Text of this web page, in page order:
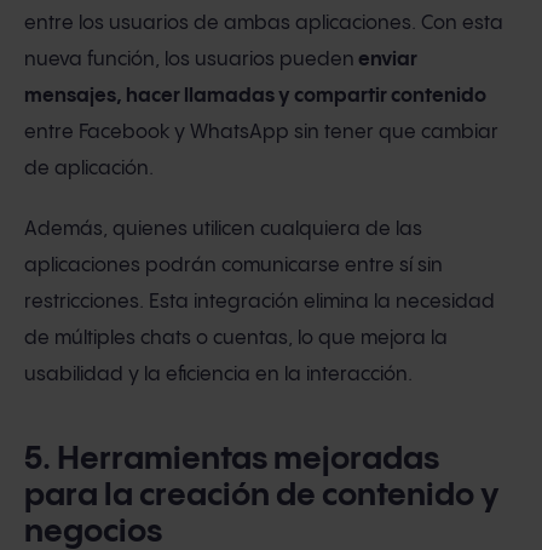
entre los usuarios de ambas aplicaciones. Con esta
nueva función, los usuarios pueden enviar
mensajes, hacer llamadas y compartir contenido
entre Facebook y WhatsApp sin tener que cambiar
de aplicación.
Además, quienes utilicen cualquiera de las
aplicaciones podrán comunicarse entre sí sin
restricciones. Esta integración elimina la necesidad
de múltiples chats o cuentas, lo que mejora la
usabilidad y la eficiencia en la interacción.
5. Herramientas mejoradas
para la creación de contenido y
negocios